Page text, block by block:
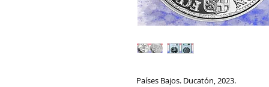
Países Bajos. Ducatón, 2023.